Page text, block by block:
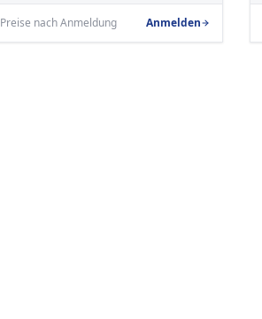
Preise nach Anmeldung Anmelden